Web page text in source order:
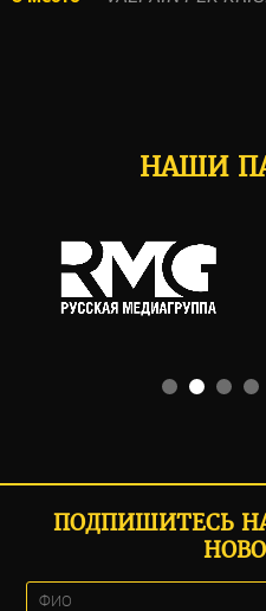
НАШИ
ПОДПИШИТЕСЬ